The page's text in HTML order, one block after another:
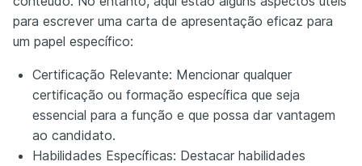
para escrever uma carta de apresentação eficaz para
um papel específico:
Certificação Relevante: Mencionar qualquer
certificação ou formação específica que seja
essencial para a função e que possa dar vantagem
ao candidato.
Habilidades Específicas: Destacar habilidades